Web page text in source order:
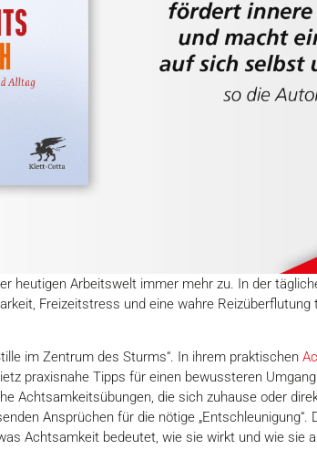
heutigen Arbeitswelt immer mehr zu. In der
Freizeitstress und eine wahre
im Zentrum des Sturms“. In ihrem praktischen
praxisnahe Tipps für einen bewussteren
Achtsamkeitsübungen, die sich zuhause oder
Ansprüchen für die nötige
Achtsamkeit bedeutet, wie sie wirkt und wie sie